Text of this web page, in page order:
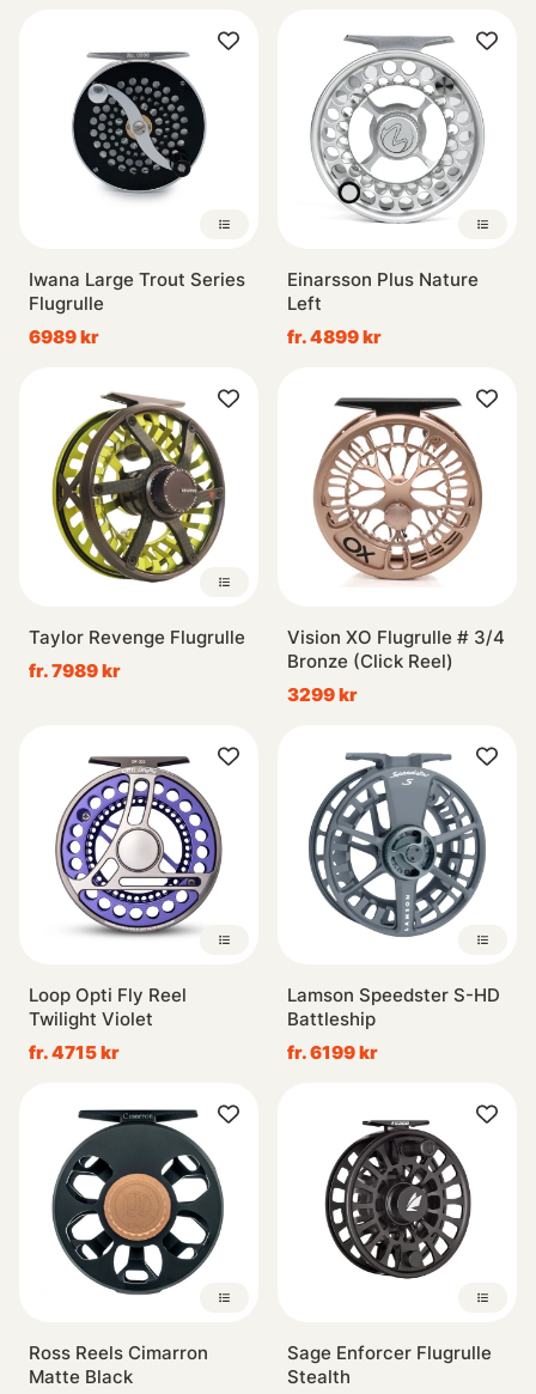
Iwana Large Trout Series
Flugrulle
6989 kr
Einarsson Plus Nature
Left
fr. 4899 kr
Taylor Revenge Flugrulle
fr. 7989 kr
Vision XO Flugrulle # 3/4
Bronze (Click Reel)
3299 kr
Loop Opti Fly Reel
Twilight Violet
fr. 4715 kr
Lamson Speedster S-HD
Battleship
fr. 6199 kr
Ross Reels Cimarron
Matte Black
Sage Enforcer Flugrulle
Stealth